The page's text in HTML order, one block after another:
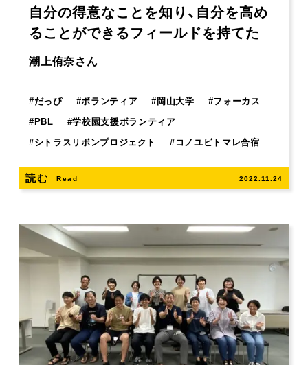
自分の得意なことを知り、自分を高め
ることができるフィールドを持てた
潮上侑奈さん
#だっぴ #ボランティア #岡山大学 #フォーカス
#PBL #学校園支援ボランティア
#シトラスリボンプロジェクト #コノユビトマレ合宿
読む Read 2022.11.24